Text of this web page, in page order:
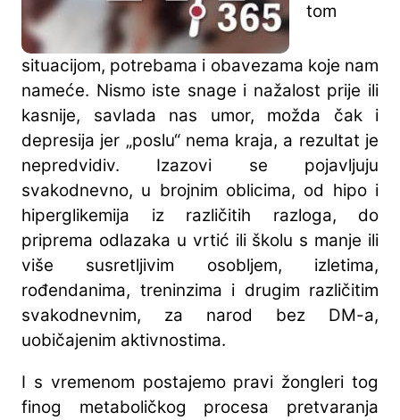
tom
situacijom, potrebama i obavezama koje nam
nameće. Nismo iste snage i nažalost prije ili
kasnije, savlada nas umor, možda čak i
depresija jer „poslu“ nema kraja, a rezultat je
nepredvidiv. Izazovi se pojavljuju
svakodnevno, u brojnim oblicima, od hipo i
hiperglikemija iz različitih razloga, do
priprema odlazaka u vrtić ili školu s manje ili
više susretljivim osobljem, izletima,
rođendanima, treninzima i drugim različitim
svakodnevnim, za narod bez DM-a,
uobičajenim aktivnostima.
I s vremenom postajemo pravi žongleri tog
finog metaboličkog procesa pretvaranja